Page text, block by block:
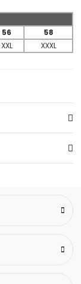
56
58
XXL XXXL